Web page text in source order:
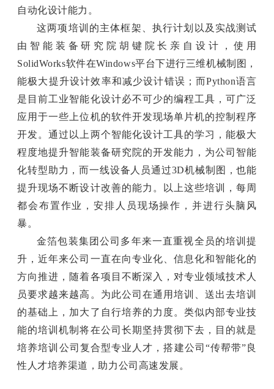
自动化设计能力。
这两项培训的主体框架、执行计划以及实战测试
由智能装备研究院胡键院长亲自设计，使用
SolidWorks软件在Windows平台下进行三维机械制图，
能极大提升设计效率和减少设计错误；而Python语言
是目前工业智能化设计必不可少的编程工具，可广泛
应用于一些上位机的软件开发现场单片机的控制程序
开发。通过以上两个智能化设计工具的学习，能极大
程度地提升智能装备研究院的开发能力，为公司智能
化转型助力，而一线设备人员通过3D机械制图，也能
提升现场不断设计改善的能力。以上这些培训，每周
都会布置作业，安排人员现场操作，并进行头脑风
暴。
金箔包装集团公司多年来一直重视全员的培训提
升，近年来公司一直在向专业化、信息化和智能化的
方向推进，随着各项目不断深入，对专业领域技术人
员要求越来越高。为此公司在通用培训、送出去培训
的基础上，加大了自行培养的力度。类似内部专业技
能的培训机制将在公司长期坚持贯彻下去，目的就是
培养培训公司复合型专业人才，搭建公司 “传帮带”良
性人才培养渠道，助力公司高速发展。